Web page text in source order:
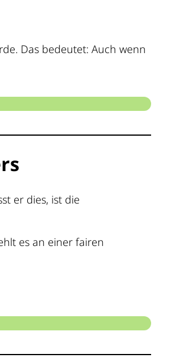
Das bedeutet: Auch wenn
er dies, ist die
es an einer fairen